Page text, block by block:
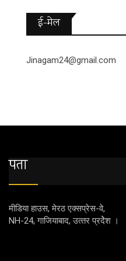
ई-मेल
Jinagam24@gmail.com
पता
मीडिया हाउस, मेरठ एक्‍सप्रेस-वे,
NH-24, गाजियाबाद, उत्‍तर प्रदेेेेश ।